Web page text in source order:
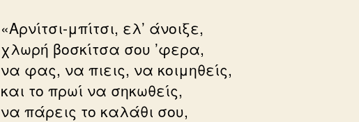
«Αρνίτσι-μπίτσι, ελ’ άνοιξε,
χλωρή βοσκίτσα σου ’φερα,
να φας, να πιεις, να κοιμηθείς,
και το πρωί να σηκωθείς,
να πάρεις το καλάθι σου,